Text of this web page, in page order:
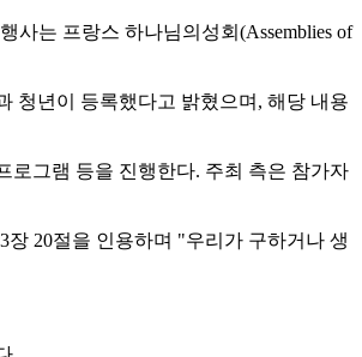
사는 프랑스 하나님의성회(Assemblies of
청년이 등록했다고 밝혔으며, 해당 내용
로그램 등을 진행한다. 주최 측은 참가자
20절을 인용하며 "우리가 구하거나 생